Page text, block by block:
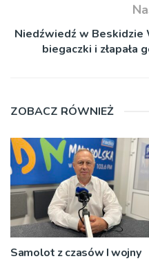
Niedźwiedź w Beskidzie
biegaczki i złapała
ZOBACZ RÓWNIEŻ
Samolot z czasów I wojny